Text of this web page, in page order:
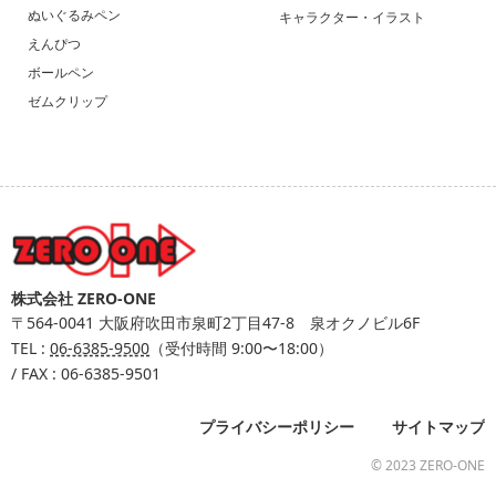
ぬいぐるみペン
えんぴつ
ボールペン
ゼムクリップ
キャラクター・イラスト
株式会社 ZERO-ONE
〒564-0041 大阪府吹田市泉町2丁目47-8 泉オクノビル6F
TEL : 06-6385-9500 （受付時間 9:00〜18:00）
/ FAX : 06-6385-9501
プライバシーポリシー サイトマップ
© 2023 ZERO-ONE